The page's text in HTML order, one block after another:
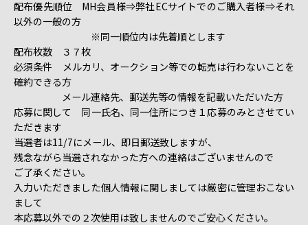
配布優先順位 MH会員様⇒弊社ECサイトでのご購入者様⇒それ
以外の一般の方
※同一順位内は先着順とします
配布枚数 ３７枚
必須条件 メルカリ、オークション等での転売は行わないことを
確約できる方
メール連絡先、郵送先等の情報を記載いただいた方
応募に関して 同一氏名、同一住所につき１応募のみとさせてい
ただきます
当選者は11/7にメール、即日郵送致しますが、
残念ながら当選されなかった方への連絡はございませんので
ご了承ください。
入力いただきました個人情報に関しましては厳密に管理おこない
まして
本応募以外での２次使用は致しませんのでご安心ください。